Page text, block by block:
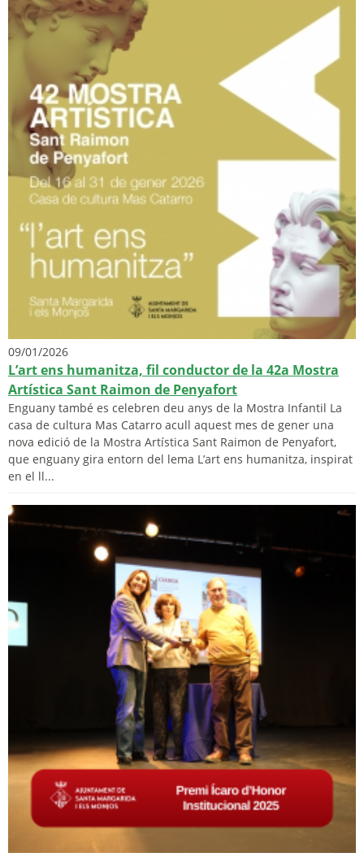
09/01/2026
L’art ens humanitza, fil conductor de la 42a Mostra
Artística Sant Raimon de Penyafort
Enguany també es celebren deu anys de la Mostra Infantil La
casa de cultura Mas Catarro acull aquest mes de gener una
nova edició de la Mostra Artística Sant Raimon de Penyafort,
que enguany gira entorn del lema L’art ens humanitza, inspirat
en el ll...